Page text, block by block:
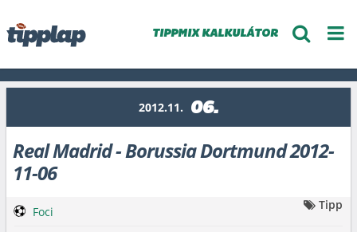
TIPPMIX KALKULÁTOR
2012.11. 06.
Real Madrid - Borussia Dortmund 2012-
11-06
Foci Tipp